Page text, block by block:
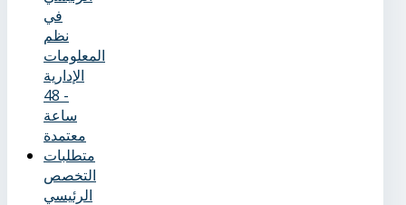
في
نظم
المعلومات
الإدارية
- 48
ساعة
معتمدة
متطلبات
التخصص
الرئيسي